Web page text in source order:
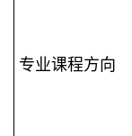
专业课程方向